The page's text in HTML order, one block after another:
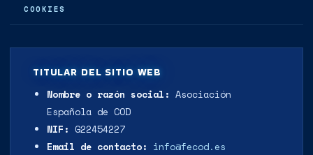
COOKIES
TITULAR DEL SITIO WEB
Nombre o razón social: Asociación
Española de COD
NIF: G22454227
Email de contacto: info@fecod.es